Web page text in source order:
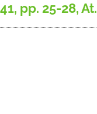
pp. 25-28, At.